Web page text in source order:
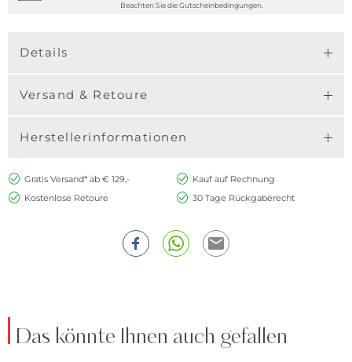
Beachten Sie die Gutscheinbedingungen.
Details
Versand & Retoure
Herstellerinformationen
Gratis Versand* ab € 129,-
Kauf auf Rechnung
Kostenlose Retoure
30 Tage Rückgaberecht
Das könnte Ihnen auch gefallen